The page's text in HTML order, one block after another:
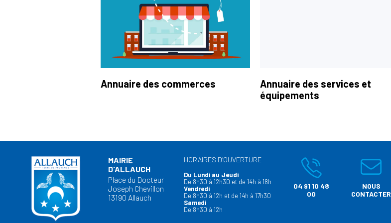
Annuaire des commerces
Annuaire des services et
équipements
MAIRIE
D'ALLAUCH
Place du Docteur
Joseph Chevillon
13190 Allauch
HORAIRES D’OUVERTURE
Du Lundi au Jeudi
De 8h30 à 12h30 et de 14h à 18h
Vendredi
De 8h30 à 12h et de 14h à 17h30
Samedi
De 8h30 à 12h
04 91 10 48
00
NOUS
CONTACTER